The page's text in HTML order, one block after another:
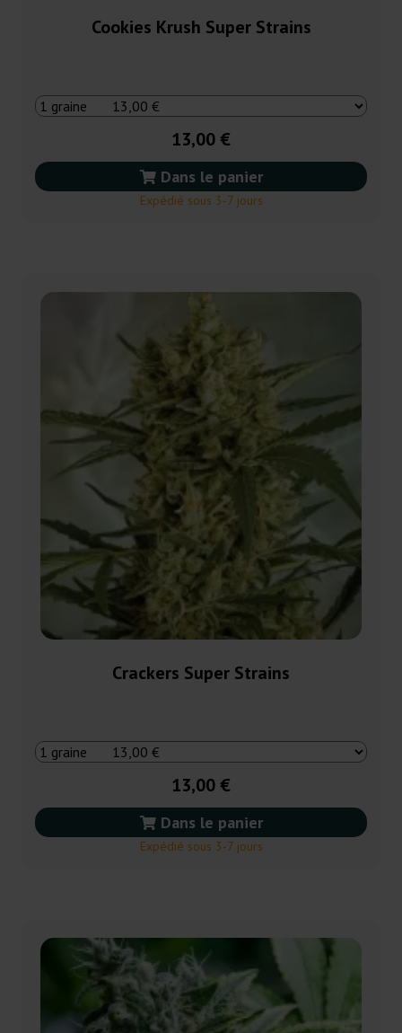
Cookies Krush Super Strains
13,00 €
Dans le panier
Expédié sous 3-7 jours
Crackers Super Strains
13,00 €
Dans le panier
Expédié sous 3-7 jours